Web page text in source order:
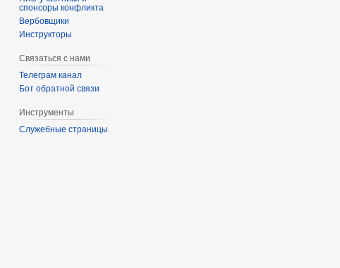
спонсоры конфликта
‏‎Вербовщики
Инструкторы
Связаться с нами
Телеграм канал
Бот обратной связи
Инструменты
Служебные страницы